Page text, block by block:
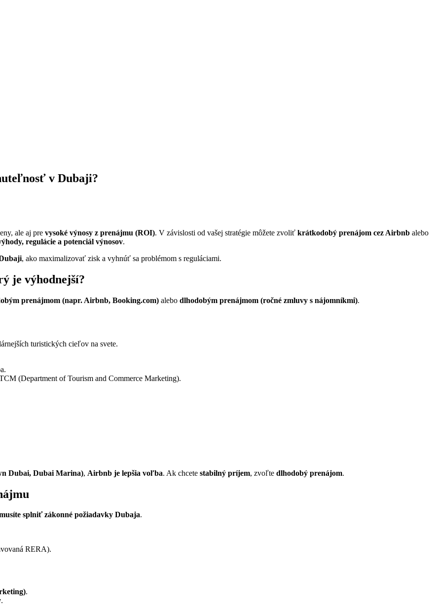
v Dubaji?
ale aj pre vysoké výnosy z prenájmu (ROI). V závislosti od vašej stratégie môžete zvoliť krátkodobý prenájom cez Airbnb alebo
regulácie a potenciál výnosov.
, ako maximalizovať zisk a vyhnúť sa problémom s reguláciami.
je výhodnejší?
prenájmom (napr. Airbnb, Booking.com) alebo dlhodobým prenájmom (ročné zmluvy s nájomníkmi).
turistických cieľov na svete.
(Department of Tourism and Commerce Marketing).
Dubai, Dubai Marina), Airbnb je lepšia voľba. Ak chcete stabilný príjem, zvoľte dlhodobý prenájom.
splniť zákonné požiadavky Dubaja.
RERA).
.
.